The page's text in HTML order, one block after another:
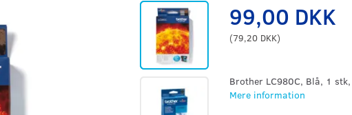
99,00 DKK
(79,20 DKK)
Brother LC980C, Blå, 1
Mere information